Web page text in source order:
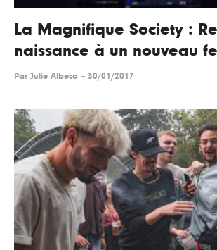
La Magnifique Society :
naissance à un nouveau
Par Julie Albesa -- 30/01/2017